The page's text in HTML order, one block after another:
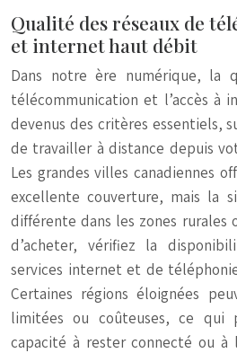
Qualité des réseaux de
et internet haut débit
Dans notre ère numérique, la
télécommunication et l’accès à
devenus des critères essentiels,
de travailler à distance depuis
Les grandes villes canadiennes
excellente couverture, mais la
différente dans les zones rurales
d’acheter, vérifiez la
services internet et de
Certaines régions éloignées
limitées ou coûteuses, ce qui
capacité à rester connecté ou